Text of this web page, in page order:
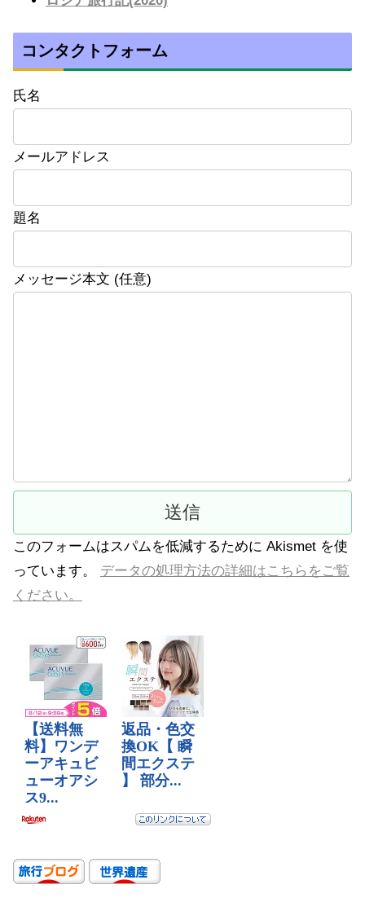
コンタクトフォーム
氏名
メールアドレス
題名
メッセージ本文 (任意)
このフォームはスパムを低減するために Akismet を使
っています。 データの処理方法の詳細はこちらをご覧
ください。